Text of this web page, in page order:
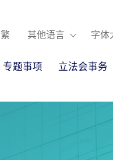
繁 其他语言
其他语言 字体
专题事项 立法会事务